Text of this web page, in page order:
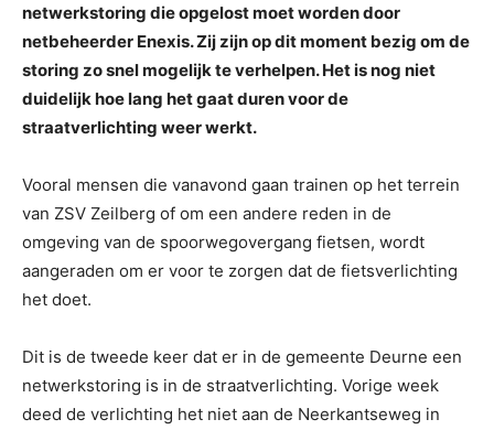
netwerkstoring die opgelost moet worden door
netbeheerder Enexis. Zij zijn op dit moment bezig om de
storing zo snel mogelijk te verhelpen. Het is nog niet
duidelijk hoe lang het gaat duren voor de
straatverlichting weer werkt.
Vooral mensen die vanavond gaan trainen op het terrein
van ZSV Zeilberg of om een andere reden in de
omgeving van de spoorwegovergang fietsen, wordt
aangeraden om er voor te zorgen dat de fietsverlichting
het doet.
Dit is de tweede keer dat er in de gemeente Deurne een
netwerkstoring is in de straatverlichting. Vorige week
deed de verlichting het niet aan de Neerkantseweg in